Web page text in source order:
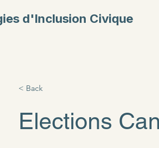
d'Inclusion Civique
< Back
Elections